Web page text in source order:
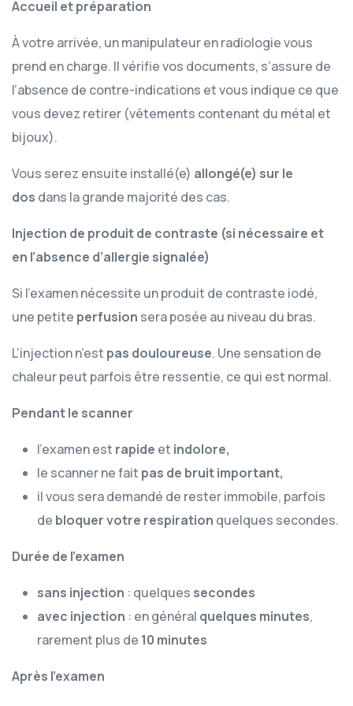
Accueil et préparation
À votre arrivée, un manipulateur en radiologie vous
prend en charge. Il vérifie vos documents, s’assure de
l’absence de contre-indications et vous indique ce que
vous devez retirer (vêtements contenant du métal et
bijoux).
Vous serez ensuite installé(e) allongé(e) sur le
dos dans la grande majorité des cas.
Injection de produit de contraste (si nécessaire et
en l’absence d’allergie signalée)
Si l’examen nécessite un produit de contraste iodé,
une petite perfusion sera posée au niveau du bras.
L’injection n’est pas douloureuse. Une sensation de
chaleur peut parfois être ressentie, ce qui est normal.
Pendant le scanner
l’examen est rapide et indolore,
le scanner ne fait pas de bruit important,
il vous sera demandé de rester immobile, parfois
de bloquer votre respiration quelques secondes.
Durée de l’examen
sans injection : quelques secondes
avec injection : en général quelques minutes,
rarement plus de 10 minutes
Après l’examen